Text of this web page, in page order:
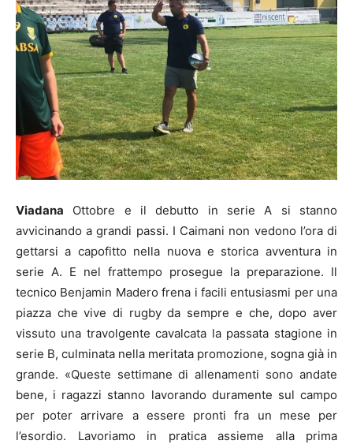
Viadana Ottobre e il debutto in serie A si stanno
avvicinando a grandi passi. I Caimani non vedono l’ora di
gettarsi a capofitto nella nuova e storica avventura in
serie A. E nel frattempo prosegue la preparazione. Il
tecnico Benjamin Madero frena i facili entusiasmi per una
piazza che vive di rugby da sempre e che, dopo aver
vissuto una travolgente cavalcata la passata stagione in
serie B, culminata nella meritata promozione, sogna già in
grande. «Queste settimane di allenamenti sono andate
bene, i ragazzi stanno lavorando duramente sul campo
per poter arrivare a essere pronti fra un mese per
l’esordio. Lavoriamo in pratica assieme alla prima